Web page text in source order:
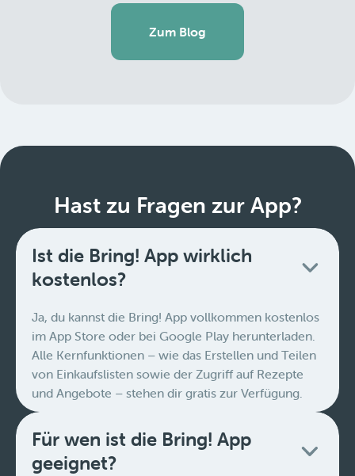
Zum Blog
Hast zu Fragen zur App?
Ist die Bring! App wirklich
kostenlos?
Ja, du kannst die Bring! App vollkommen kostenlos
im App Store oder bei Google Play herunterladen.
Alle Kernfunktionen – wie das Erstellen und Teilen
von Einkaufslisten sowie der Zugriff auf Rezepte
und Angebote – stehen dir gratis zur Verfügung.
Für wen ist die Bring! App
geeignet?